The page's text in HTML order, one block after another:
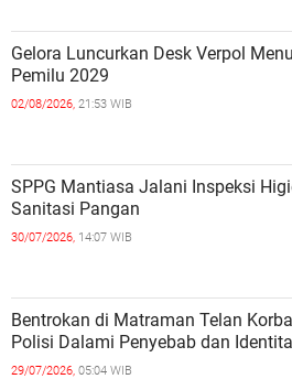
Gelora Luncurkan Desk Verpol
Pemilu 2029
02/08/2026, 21:53 WIB
SPPG Mantiasa Jalani Inspeksi
Sanitasi Pangan
30/07/2026, 14:07 WIB
Bentrokan di Matraman Telan
Polisi Dalami Penyebab dan
29/07/2026, 05:04 WIB